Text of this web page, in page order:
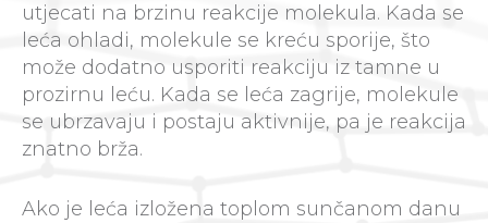
utjecati na brzinu reakcije molekula. Kada se
leća ohladi, molekule se kreću sporije, što
može dodatno usporiti reakciju iz tamne u
prozirnu leću. Kada se leća zagrije, molekule
se ubrzavaju i postaju aktivnije, pa je reakcija
znatno brža.
Ako je leća izložena toplom sunčanom danu